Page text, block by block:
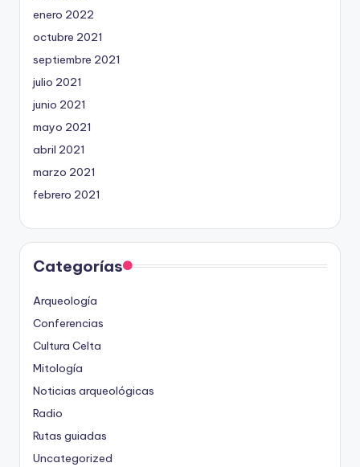
enero 2022
octubre 2021
septiembre 2021
julio 2021
junio 2021
mayo 2021
abril 2021
marzo 2021
febrero 2021
Categorías
Arqueología
Conferencias
Cultura Celta
Mitología
Noticias arqueológicas
Radio
Rutas guiadas
Uncategorized